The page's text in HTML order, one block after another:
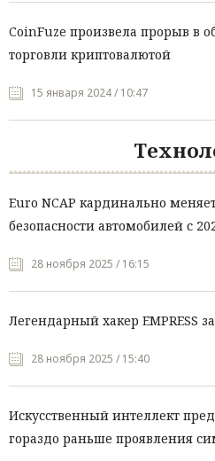
CoinFuze произвела прорыв в
торговли криптовалютой
15 января 2024 / 10:47
Euro NCAP кардинально
безопасности автомобилей с
28 ноября 2025 / 16:15
Легендарный хакер EMPRESS
28 ноября 2025 / 15:40
Искусственный интеллект
гораздо раньше проявления